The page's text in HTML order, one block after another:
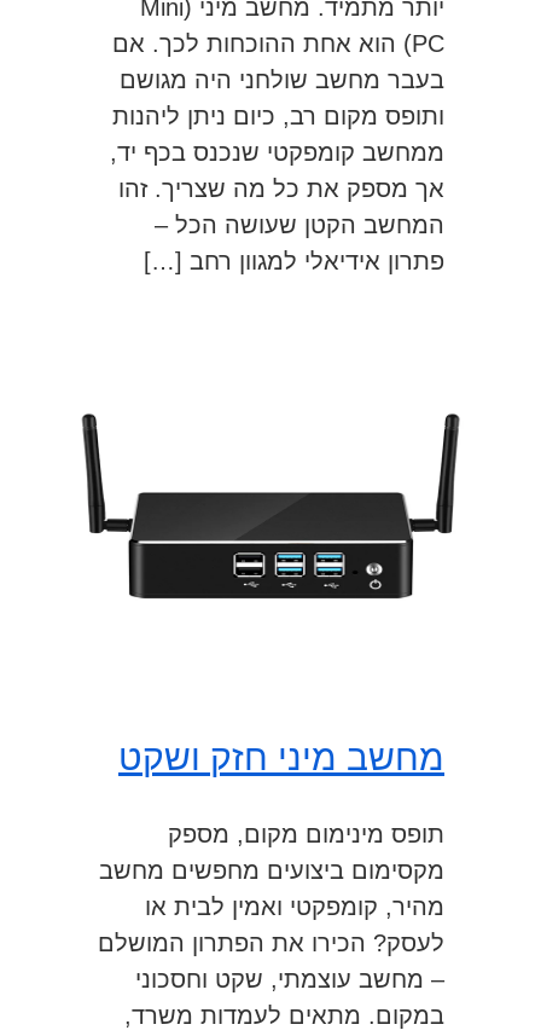
יותר מתמיד. מחשב מיני (Mini
PC) הוא אחת ההוכחות לכך. אם
בעבר מחשב שולחני היה מגושם
ותופס מקום רב, כיום ניתן ליהנות
ממחשב קומפקטי שנכנס בכף יד,
אך מספק את כל מה שצריך. זהו
המחשב הקטן שעושה הכל –
פתרון אידיאלי למגוון רחב […]
מחשב מיני חזק ושקט
תופס מינימום מקום, מספק
מקסימום ביצועים מחפשים מחשב
מהיר, קומפקטי ואמין לבית או
לעסק? הכירו את הפתרון המושלם
– מחשב עוצמתי, שקט וחסכוני
במקום. מתאים לעמדות משרד,